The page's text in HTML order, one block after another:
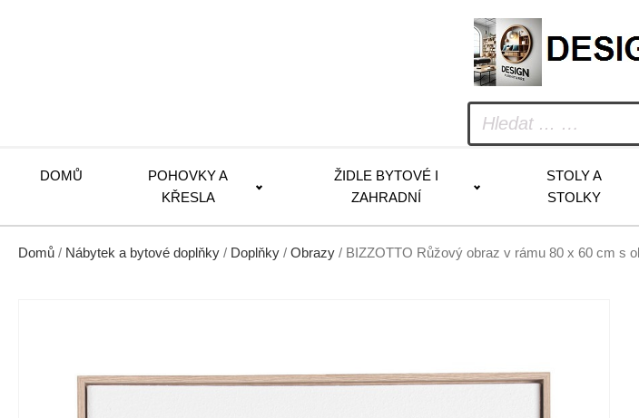
DOMŮ
POHOVKY A
KŘESLA
ŽIDLE BYTOVÉ I
ZAHRADNÍ
STOLY A
STOLKY
Domů / Nábytek a bytové doplňky / Doplňky / Obrazy / BIZZOTTO Růžový obraz v rámu 80 x 60 cm s